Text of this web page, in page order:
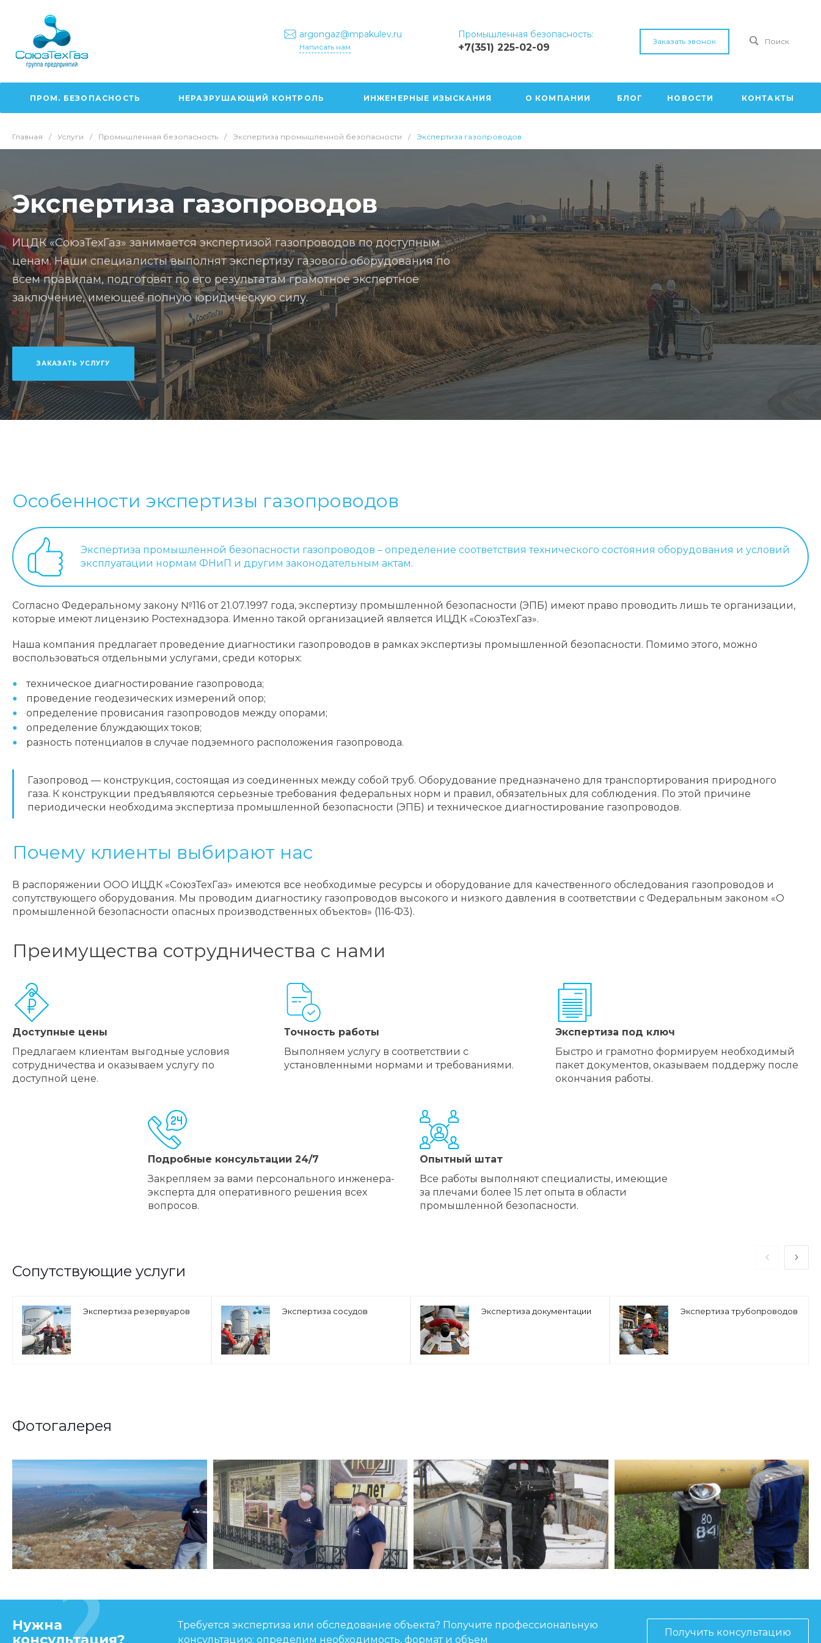
argongaz@mpakulev.ru
Написать нам
Промышленная безопасность:
+7(351) 225-02-09
Заказать звонок Поиск
ПРОМ. БЕЗОПАСНОСТЬ НЕРАЗРУШАЮЩИЙ КОНТРОЛЬ ИНЖЕНЕРНЫЕ ИЗЫСКАНИЯ О КОМПАНИИ БЛОГ НОВОСТИ КОНТАКТЫ
Главная / Услуги / Промышленная безопасность / Экспертиза промышленной безопасности / Экспертиза газопроводов
Экспертиза газопроводов
ИЦДК «СоюзТехГаз» занимается экспертизой газопроводов по доступным
ценам. Наши специалисты выполнят экспертизу газового оборудования по
всем правилам, подготовят по его результатам грамотное экспертное
заключение, имеющее полную юридическую силу.
ЗАКАЗАТЬ УСЛУГУ
Особенности экспертизы газопроводов
Экспертиза промышленной безопасности газопроводов – определение соответствия технического состояния оборудования и условий
эксплуатации нормам ФНиП и другим законодательным актам.
Согласно Федеральному закону №116 от 21.07.1997 года, экспертизу промышленной безопасности (ЭПБ) имеют право проводить лишь те организации,
которые имеют лицензию Ростехнадзора. Именно такой организацией является ИЦДК «СоюзТехГаз».
Наша компания предлагает проведение диагностики газопроводов в рамках экспертизы промышленной безопасности. Помимо этого, можно
воспользоваться отдельными услугами, среди которых:
техническое диагностирование газопровода;
проведение геодезических измерений опор;
определение провисания газопроводов между опорами;
определение блуждающих токов;
разность потенциалов в случае подземного расположения газопровода.
Газопровод — конструкция, состоящая из соединенных между собой труб. Оборудование предназначено для транспортирования природного
газа. К конструкции предъявляются серьезные требования федеральных норм и правил, обязательных для соблюдения. По этой причине
периодически необходима экспертиза промышленной безопасности (ЭПБ) и техническое диагностирование газопроводов.
Почему клиенты выбирают нас
В распоряжении ООО ИЦДК «СоюзТехГаз» имеются все необходимые ресурсы и оборудование для качественного обследования газопроводов и
сопутствующего оборудования. Мы проводим диагностику газопроводов высокого и низкого давления в соответствии с Федеральным законом «О
промышленной безопасности опасных производственных объектов» (116-Ф3).
Преимущества сотрудничества с нами
Доступные цены
Предлагаем клиентам выгодные условия
сотрудничества и оказываем услугу по
доступной цене.
Точность работы
Выполняем услугу в соответствии с
установленными нормами и требованиями.
Экспертиза под ключ
Быстро и грамотно формируем необходимый
пакет документов, оказываем поддержу после
окончания работы.
Подробные консультации 24/7
Закрепляем за вами персонального инженера-
эксперта для оперативного решения всех
вопросов.
Опытный штат
Все работы выполняют специалисты, имеющие
за плечами более 15 лет опыта в области
промышленной безопасности.
Сопутствующие услуги
Экспертиза резервуаров Экспертиза сосудов Экспертиза документации Экспертиза трубопроводов
Фотогалерея
Нужна
Требуется экспертиза или обследование объекта? Получите профессиональную
консультацию: определим необходимость, формат и объем
Получить консультацию